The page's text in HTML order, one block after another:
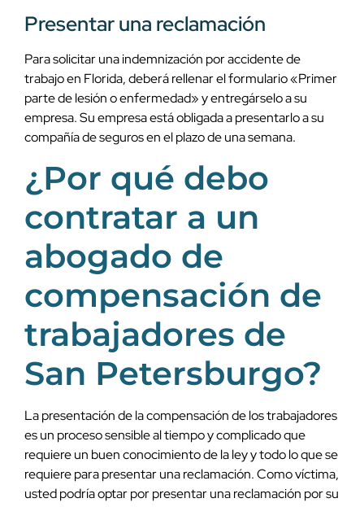
Presentar una reclamación
Para solicitar una indemnización por accidente de
trabajo en Florida, deberá rellenar el formulario «Primer
parte de lesión o enfermedad» y entregárselo a su
empresa. Su empresa está obligada a presentarlo a su
compañía de seguros en el plazo de una semana.
¿Por qué debo
contratar a un
abogado de
compensación de
trabajadores de
San Petersburgo?
La presentación de la compensación de los trabajadores
es un proceso sensible al tiempo y complicado que
requiere un buen conocimiento de la ley y todo lo que se
requiere para presentar una reclamación. Como víctima,
usted podría optar por presentar una reclamación por su